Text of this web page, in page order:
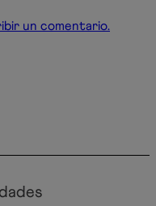
un comentario.